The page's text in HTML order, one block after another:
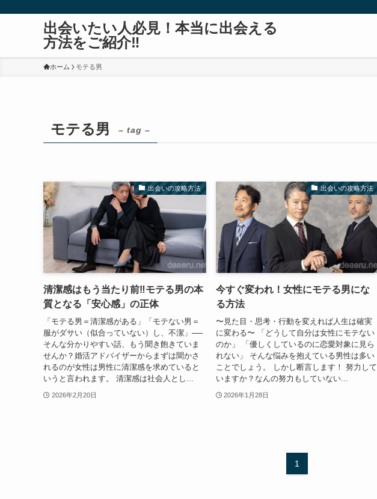
出会いたい人必見！本当に出会える
方法をご紹介‼
ホーム モテる男
モテる男 – tag –
出会いの攻略方法
清潔感はもう当たり前‼モテる男の本
質となる「安心感」の正体
「モテる男＝清潔感がある」「モテない男＝
服がダサい（似合っていない）し、不潔」──
そんな分かりやすい話、もう聞き飽きていま
せんか？婚活アドバイザーからまずは聞かさ
れるのが女性は男性に清潔感を求めていると
いうと言われます。 清潔感は社会人とし...
2026年2月20日
出会いの攻略方法
今すぐ変われ！女性にモテる男にな
る方法
〜見た目・思考・行動を変えれば人生は確実
に変わる〜 「どうして自分は女性にモテない
のか」 「優しくしているのに恋愛対象に見ら
れない」 そんな悩みを抱えている男性は多い
ことでしょう。 しかし断言します！ 努力して
いますか？なんの努力もしていない...
2026年1月28日
1